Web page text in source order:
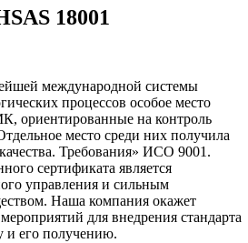
18001
международной системы
процессов особое место
ориентированные на контроль
место среди них получила
Требования» ИСО 9001.
сертификата является
управления и сильным
Наша компания окажет
для внедрения стандарта
и его получению.